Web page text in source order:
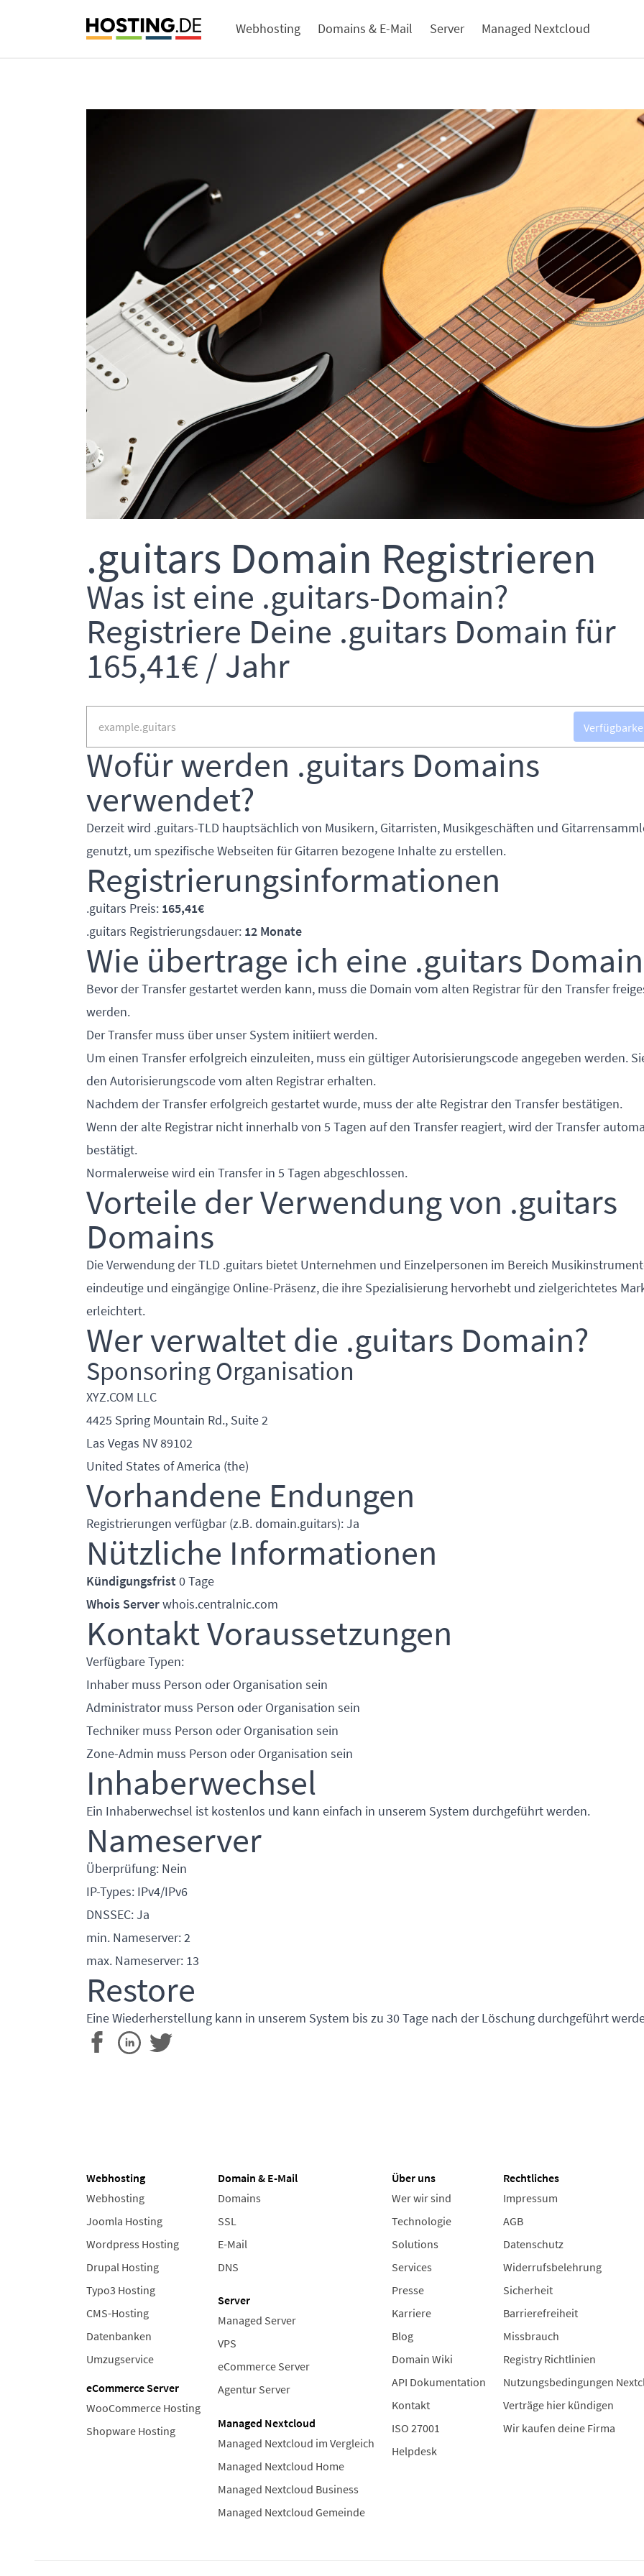
Webhosting Domains & E-Mail Server Managed Nextcloud
.guitars Domain Registrieren
Was ist eine .guitars-Domain?
Registriere Deine .guitars Domain für
165,41€ / Jahr
Wofür werden .guitars Domains
verwendet?
Derzeit wird .guitars-TLD hauptsächlich von Musikern, Gitarristen, Musikgeschäften und
genutzt, um spezifische Webseiten für Gitarren bezogene Inhalte zu erstellen.
Registrierungsinformationen
.guitars Preis: 165,41€
.guitars Registrierungsdauer: 12 Monate
Wie übertrage ich eine .guitars
Bevor der Transfer gestartet werden kann, muss die Domain vom alten Registrar für den Transfer
werden.
Der Transfer muss über unser System initiiert werden.
Um einen Transfer erfolgreich einzuleiten, muss ein gültiger Autorisierungscode angegeben werden.
den Autorisierungscode vom alten Registrar erhalten.
Nachdem der Transfer erfolgreich gestartet wurde, muss der alte Registrar den Transfer bestätigen.
Wenn der alte Registrar nicht innerhalb von 5 Tagen auf den Transfer reagiert, wird der Transfer
bestätigt.
Normalerweise wird ein Transfer in 5 Tagen abgeschlossen.
Vorteile der Verwendung von .guitars
Domains
Die Verwendung der TLD .guitars bietet Unternehmen und Einzelpersonen im Bereich
eindeutige und eingängige Online-Präsenz, die ihre Spezialisierung hervorhebt und zielgerichtetes
erleichtert.
Wer verwaltet die .guitars Domain?
Sponsoring Organisation
XYZ.COM LLC
4425 Spring Mountain Rd., Suite 2
Las Vegas NV 89102
United States of America (the)
Vorhandene Endungen
Registrierungen verfügbar (z.B. domain.guitars): Ja
Nützliche Informationen
Kündigungsfrist 0 Tage
Whois Serverwhois.centralnic.com
Kontakt Voraussetzungen
Verfügbare Typen:
Inhaber muss Person oder Organisation sein
Administrator muss Person oder Organisation sein
Techniker muss Person oder Organisation sein
Zone-Admin muss Person oder Organisation sein
Inhaberwechsel
Ein Inhaberwechsel ist kostenlos und kann einfach in unserem System durchgeführt werden.
Nameserver
Überprüfung: Nein
IP-Types: IPv4/IPv6
DNSSEC: Ja
min. Nameserver: 2
max. Nameserver: 13
Restore
Eine Wiederherstellung kann in unserem System bis zu 30 Tage nach der Löschung durchgeführt
Webhosting
Webhosting
Joomla Hosting
Wordpress Hosting
Drupal Hosting
Typo3 Hosting
CMS-Hosting
Datenbanken
Umzugservice
eCommerce Server
WooCommerce Hosting
Shopware Hosting
Domain & E-Mail
Domains
SSL
E-Mail
DNS
Server
Managed Server
VPS
eCommerce Server
Agentur Server
Managed Nextcloud
Managed Nextcloud im Vergleich
Managed Nextcloud Home
Managed Nextcloud Business
Managed Nextcloud Gemeinde
Über uns
Wer wir sind
Technologie
Solutions
Services
Presse
Karriere
Blog
Domain Wiki
API Dokumentation
Kontakt
ISO 27001
Helpdesk
Rechtliches
Impressum
AGB
Datenschutz
Widerrufsbelehrung
Sicherheit
Barrierefreiheit
Missbrauch
Registry Richtlinien
Nutzungsbedingungen
Verträge hier kündigen
Wir kaufen deine Firma